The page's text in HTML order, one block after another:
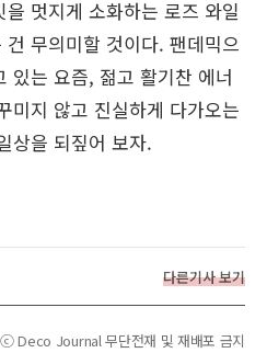
멋지게 소화하는 로즈 와일
무의미할 것이다. 팬데믹으
있는 요즘, 젊고 활기찬 에너
미지 않고 진실하게 다가오는
상을 되짚어 보자.
다른기사 보기
Deco Journal 무단전재 및 재배포 금지